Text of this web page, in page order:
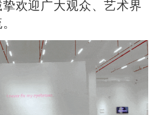
欢迎广大观众、艺术界